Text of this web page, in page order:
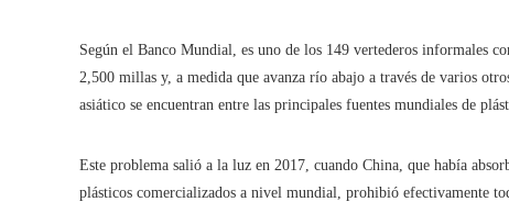
Según el Banco Mundial, es uno de los 149 vertederos informales
2,500 millas y, a medida que avanza río abajo a través de varios
asiático se encuentran entre las principales fuentes mundiales de
Este problema salió a la luz en 2017, cuando China, que había
plásticos comercializados a nivel mundial, prohibió efectivamente